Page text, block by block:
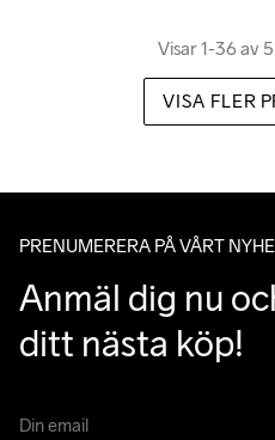
Visar 1-36 av
VISA FLER
PRENUMERERA PÅ VÅRT
Anmäl dig nu
ditt nästa köp!